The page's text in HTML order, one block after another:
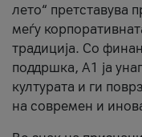
лето“ претставува
меѓу
традиција. Со
поддршка, A1 ја
културата и ги
на современ и